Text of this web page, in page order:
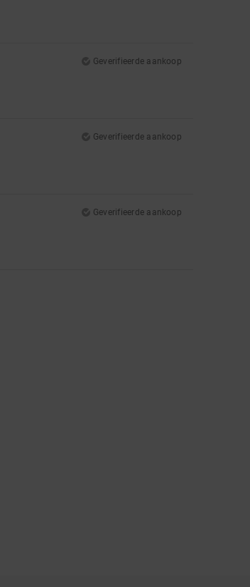
Geverifieerde aankoop
Geverifieerde aankoop
Geverifieerde aankoop